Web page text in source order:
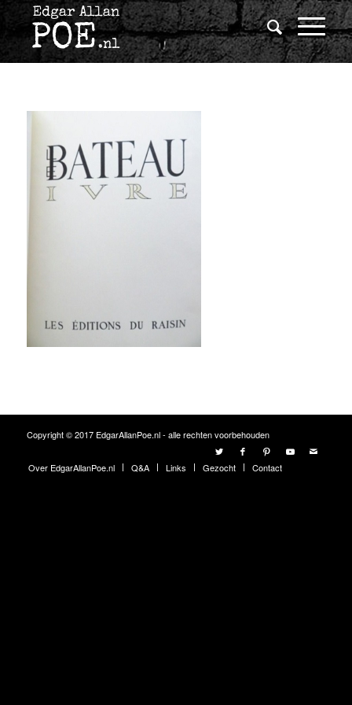
Copyright © 2017 EdgarAllanPoe.nl - alle rechten voorbehouden
Over EdgarAllanPoe.nl Q&A Links Gezocht Contact